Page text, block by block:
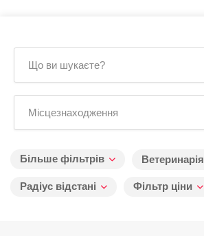
Ветеринарія
Більше фільтрів
Радіус відстані Фільтр ціни